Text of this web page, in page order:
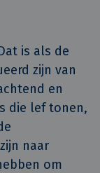
is als de
zijn van
en
die lef tonen,
naar
om